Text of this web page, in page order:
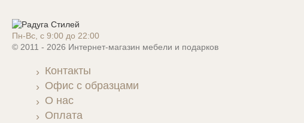
Пн-Вс, с 9:00 до 22:00
© 2011 - 2026 Интернет-магазин мебели и подарков
Контакты
Офис с образцами
О нас
Оплата